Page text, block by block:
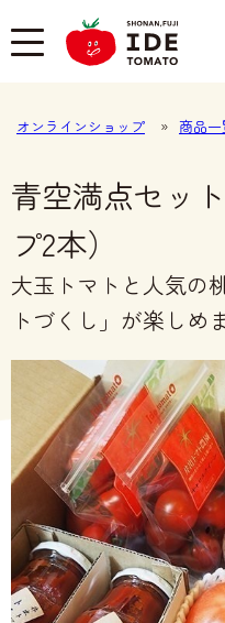
オンラインショップ » 商品
青空満点セッ
プ2本）
大玉トマトと人気の
トづくし」が楽しめ